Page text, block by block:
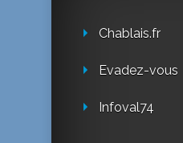
Chablais.fr
Evadez-vous
Infoval74